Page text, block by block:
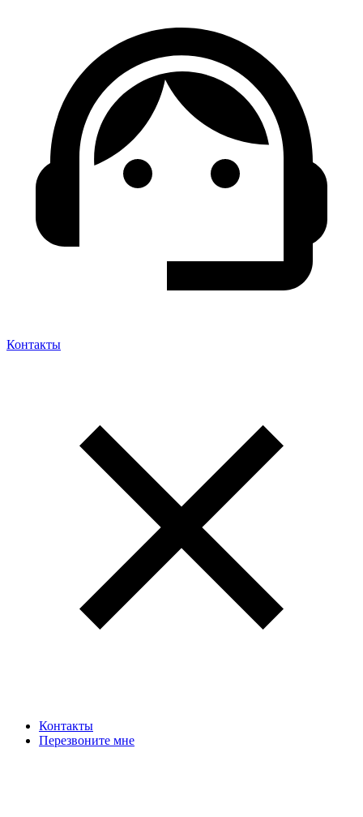
Контакты
Контакты
Перезвоните мне